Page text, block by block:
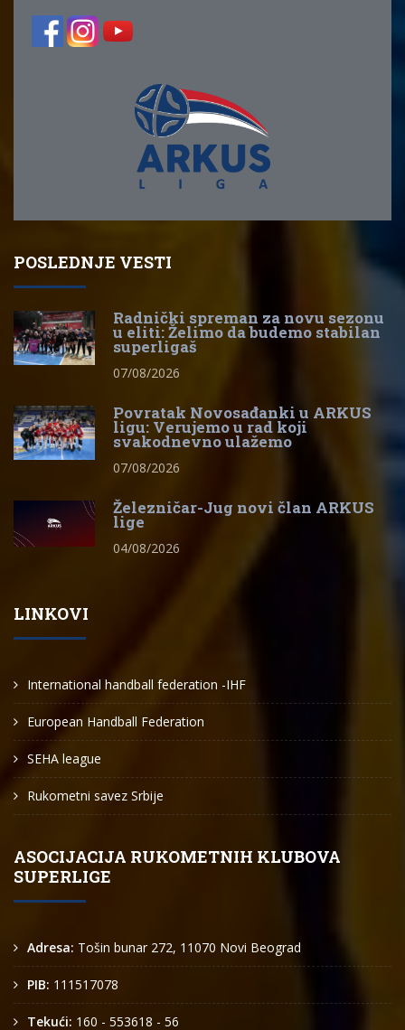
POSLEDNJE VESTI
Radnički spreman za novu sezonu
u eliti: Želimo da budemo stabilan
superligaš
07/08/2026
Povratak Novosađanki u ARKUS
ligu: Verujemo u rad koji
svakodnevno ulažemo
07/08/2026
Železničar-Jug novi član ARKUS
lige
04/08/2026
LINKOVI
International handball federation -IHF
European Handball Federation
SEHA league
Rukometni savez Srbije
ASOCIJACIJA RUKOMETNIH KLUBOVA
SUPERLIGE
Adresa: Tošin bunar 272, 11070 Novi Beograd
PIB: 111517078
Tekući: 160 - 553618 - 56